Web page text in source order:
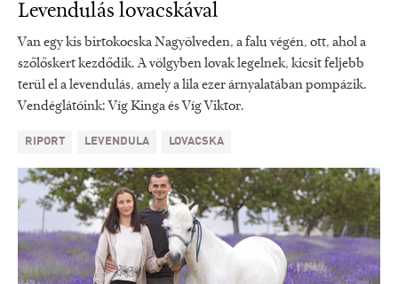
Levendulás lovacskával
Van egy kis birtokocska Nagyölveden, a falu végén, ott, ahol a
szőlőskert kezdődik. A völgyben lovak legelnek, kicsit feljebb
terül el a levendulás, amely a lila ezer árnyalatában pompázik.
Vendéglátóink: Víg Kinga és Víg Viktor.
RIPORT LEVENDULA LOVACSKA